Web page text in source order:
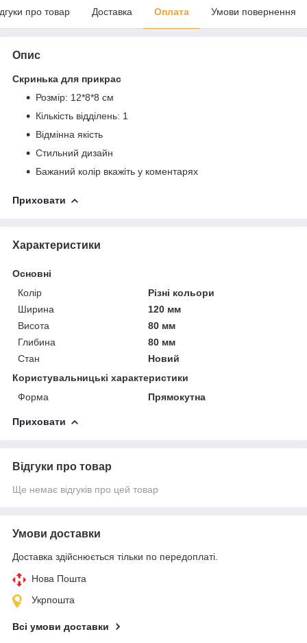
про товар Доставка Оплата Умови повернення
Опис
Скринька для прикрас
Розмір: 12*8*8 см
Кількість відділень: 1
Відмінна якість
Стильний дизайн
Бажаний колір вкажіть у коментарях
Приховати
Характеристики
Основні
Колір
Різні кольори
Ширина
120 мм
Висота
80 мм
Глибина
80 мм
Стан
Новий
Користувальницькі характеристики
Форма
Прямокутна
Приховати
Відгуки про товар
Ще немає відгуків про цей товар
Умови доставки
Доставка здійснюється тільки по передоплаті.
Нова Пошта
Укрпошта
Всі умови доставки